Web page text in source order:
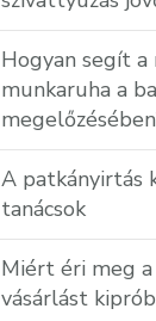
Hogyan segít
munkaruha a
A patkányirtás
tanácsok
Miért éri meg
vásárlást